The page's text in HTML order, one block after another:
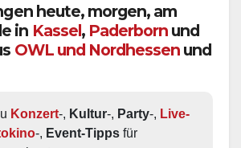
heute, morgen, am
in Kassel, Paderborn und
OWL und Nordhessen und
Konzert-, Kultur-, Party-, Live-
-, Event-Tipps